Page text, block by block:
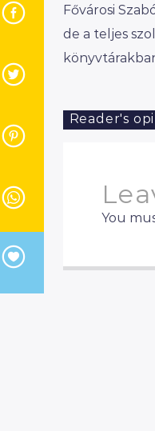
Fővárosi
de a teljes
Reader's
You